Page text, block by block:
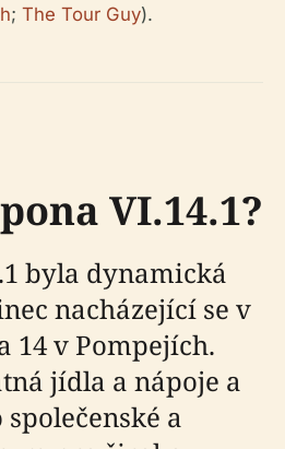
; The Tour Guy).
VI.14.1?
byla dynamická
nacházející se v
14 v Pompejích.
jídla a nápoje a
a